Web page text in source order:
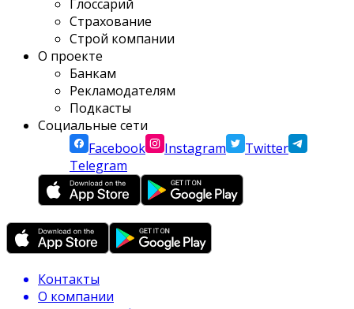
Глоссарий
Страхование
Строй компании
О проекте
Банкам
Рекламодателям
Подкасты
Социальные сети
Facebook
Instagram
Twitter
Telegram
Контакты
О компании